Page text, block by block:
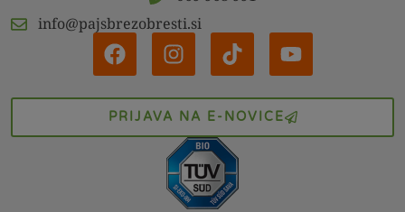
info@pajsbrezobresti.si
PRIJAVA NA E-NOVICE